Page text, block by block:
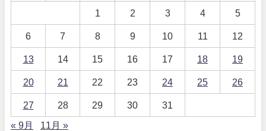
1 2 3 4 5
6 7 8 9 10 11 12
13 14 15 16 17 18 19
20 21 22 23 24 25 26
27 28 29 30 31
« 9月 11月 »